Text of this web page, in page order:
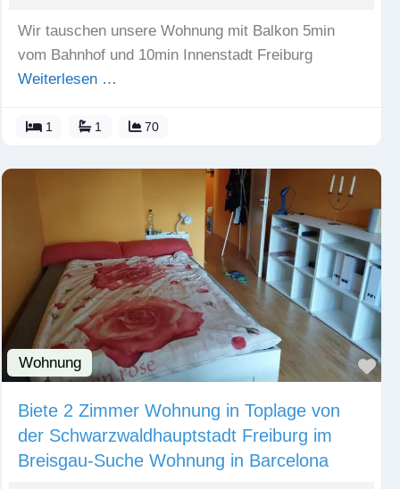
Wir tauschen unsere Wohnung mit Balkon 5min
vom Bahnhof und 10min Innenstadt Freiburg
Weiterlesen …
1 1 70
Wohnung
Biete 2 Zimmer Wohnung in Toplage von
der Schwarzwaldhauptstadt Freiburg im
Breisgau-Suche Wohnung in Barcelona